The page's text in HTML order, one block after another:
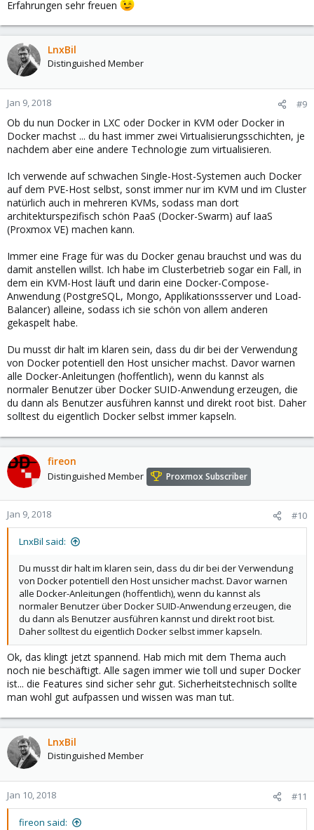
Erfahrungen sehr freuen
LnxBil
Distinguished Member
Jan 9, 2018 #9
Ob du nun Docker in LXC oder Docker in KVM oder Docker in
Docker machst ... du hast immer zwei Virtualisierungsschichten, je
nachdem aber eine andere Technologie zum virtualisieren.
Ich verwende auf schwachen Single-Host-Systemen auch Docker
auf dem PVE-Host selbst, sonst immer nur im KVM und im Cluster
natürlich auch in mehreren KVMs, sodass man dort
architekturspezifisch schön PaaS (Docker-Swarm) auf IaaS
(Proxmox VE) machen kann.
Immer eine Frage für was du Docker genau brauchst und was du
damit anstellen willst. Ich habe im Clusterbetrieb sogar ein Fall, in
dem ein KVM-Host läuft und darin eine Docker-Compose-
Anwendung (PostgreSQL, Mongo, Applikationssserver und Load-
Balancer) alleine, sodass ich sie schön von allem anderen
gekaspelt habe.
Du musst dir halt im klaren sein, dass du dir bei der Verwendung
von Docker potentiell den Host unsicher machst. Davor warnen
alle Docker-Anleitungen (hoffentlich), wenn du kannst als
normaler Benutzer über Docker SUID-Anwendung erzeugen, die
du dann als Benutzer ausführen kannst und direkt root bist. Daher
solltest du eigentlich Docker selbst immer kapseln.
fireon
Distinguished Member Proxmox Subscriber
Jan 9, 2018 #10
LnxBil said:
Du musst dir halt im klaren sein, dass du dir bei der Verwendung
von Docker potentiell den Host unsicher machst. Davor warnen
alle Docker-Anleitungen (hoffentlich), wenn du kannst als
normaler Benutzer über Docker SUID-Anwendung erzeugen, die
du dann als Benutzer ausführen kannst und direkt root bist.
Daher solltest du eigentlich Docker selbst immer kapseln.
Ok, das klingt jetzt spannend. Hab mich mit dem Thema auch
noch nie beschäftigt. Alle sagen immer wie toll und super Docker
ist... die Features sind sicher sehr gut. Sicherheitstechnisch sollte
man wohl gut aufpassen und wissen was man tut.
LnxBil
Distinguished Member
Jan 10, 2018 #11
fireon said: